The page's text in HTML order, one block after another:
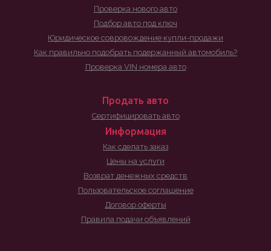
Проверка нового авто
Подбор авто под ключ
Юридическое совровождение купли-продажи
Как правильно подобрать подержанный автомобиль?
Проверка VIN номера авто
Продать авто
Сертифицировать авто
Информация
Как сделать заказ
Цены на услуги
Возврат денежных средств
Пользовательское соглашение
Договор оферты
Правила подачи объявлений